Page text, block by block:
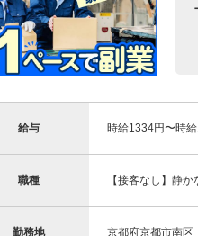
給与 時給1334円〜時
職種 【接客なし】静
勤務地 京都府京都市南区